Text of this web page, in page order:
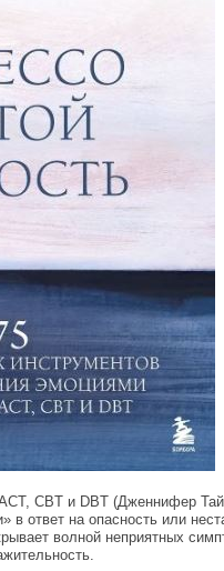
АСТ, CBT и DBT (Дженнифер
ответ на опасность или
волной неприятных